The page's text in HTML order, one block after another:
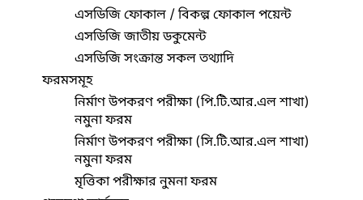
এসডিজি ফোকাল / বিকল্প ফোকাল পয়েন্ট
এসডিজি জাতীয় ডকুমেন্ট
এসডিজি সংক্রান্ত সকল তথ্যাদি
ফরমসমূহ
নির্মাণ উপকরণ পরীক্ষা (পি.টি.আর.এল শাখা)
নমুনা ফরম
নির্মাণ উপকরণ পরীক্ষা (সি.টি.আর.এল শাখা)
নমুনা ফরম
মৃত্তিকা পরীক্ষার নুমনা ফরম